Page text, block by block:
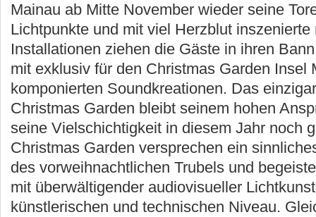
Mainau ab Mitte November wieder seine
Lichtpunkte und mit viel Herzblut inszenierte
Installationen ziehen die Gäste in ihren
mit exklusiv für den Christmas Garden Insel
komponierten Soundkreationen. Das
Christmas Garden bleibt seinem hohen
seine Vielschichtigkeit in diesem Jahr noch
Christmas Garden versprechen ein
des vorweihnachtlichen Trubels und
mit überwältigender audiovisueller
künstlerischen und technischen Niveau.